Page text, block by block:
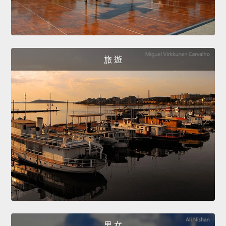
旅 遊